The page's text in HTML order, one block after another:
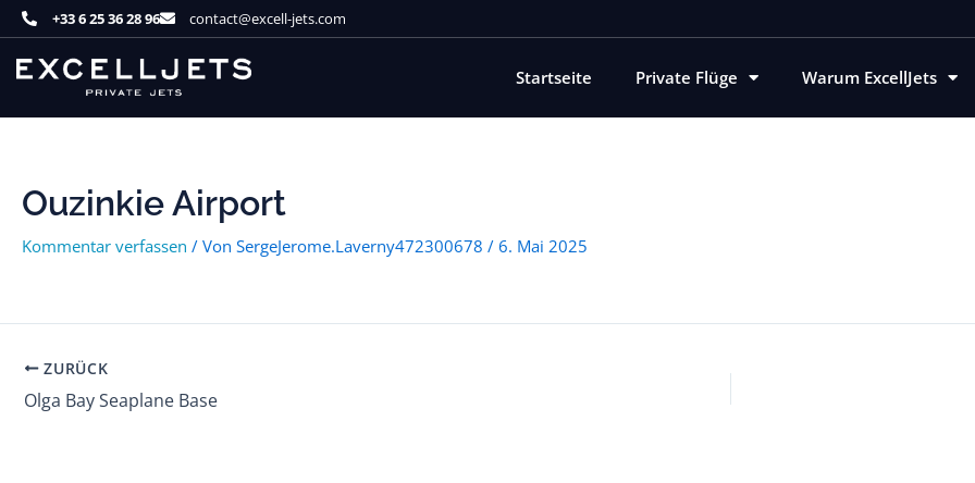
Zum
Inhalt
springen
+33 6 25 36 28 96 contact@excell-jets.com
Startseite Private Flüge Warum ExcellJets
Ouzinkie Airport
Kommentar verfassen / Von SergeJerome.Laverny472300678 / 6. Mai 2025
ZURÜCK
Olga Bay Seaplane Base